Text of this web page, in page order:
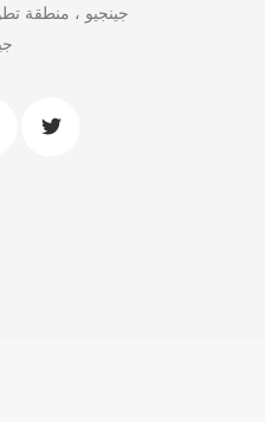
جينجيو ، منطقة